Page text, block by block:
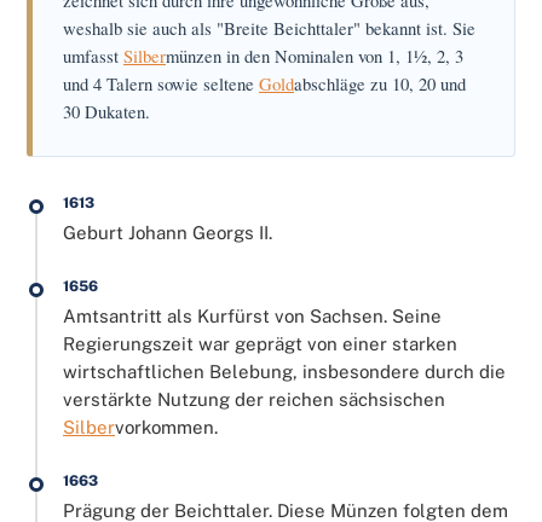
weshalb sie auch als "Breite Beichttaler" bekannt ist. Sie
umfasst Silbermünzen in den Nominalen von 1, 1½, 2, 3
und 4 Talern sowie seltene Goldabschläge zu 10, 20 und
30 Dukaten.
1613
Geburt Johann Georgs II.
1656
Amtsantritt als Kurfürst von Sachsen. Seine
Regierungszeit war geprägt von einer starken
wirtschaftlichen Belebung, insbesondere durch die
verstärkte Nutzung der reichen sächsischen
Silbervorkommen.
1663
Prägung der Beichttaler. Diese Münzen folgten dem